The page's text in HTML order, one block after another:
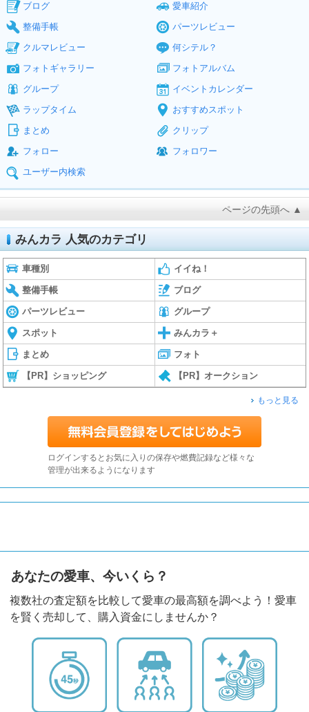
ブログ
愛車紹介
整備手帳
パーツレビュー
クルマレビュー
何シテル？
フォトギャラリー
フォトアルバム
グループ
イベントカレンダー
ラップタイム
おすすめスポット
まとめ
クリップ
フォロー
フォロワー
ユーザー内検索
ページの先頭へ ▲
みんカラ 人気のカテゴリ
車種別 イイね！
整備手帳 ブログ
パーツレビュー グループ
スポット みんカラ＋
まとめ フォト
【PR】ショッピング 【PR】オークション
もっと見る
ログインするとお気に入りの保存や燃費記録など様々な
管理が出来るようになります
あなたの愛車、今いくら？
複数社の査定額を比較して愛車の最高額を調べよう！愛車
を賢く売却して、購入資金にしませんか？